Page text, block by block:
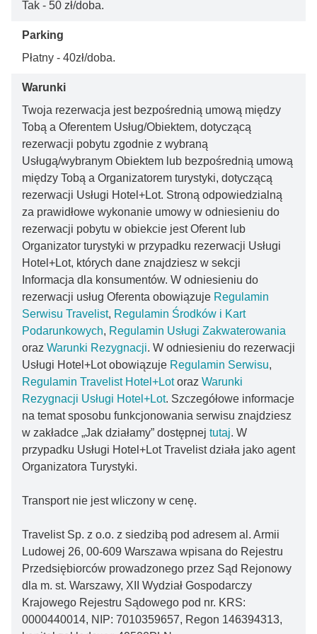
Tak - 50 zł/doba.
Parking
Płatny - 40zł/doba.
Warunki
Twoja rezerwacja jest bezpośrednią umową między
Tobą a Oferentem Usług/Obiektem, dotyczącą
rezerwacji pobytu zgodnie z wybraną
Usługą/wybranym Obiektem lub bezpośrednią umową
między Tobą a Organizatorem turystyki, dotyczącą
rezerwacji Usługi Hotel+Lot. Stroną odpowiedzialną
za prawidłowe wykonanie umowy w odniesieniu do
rezerwacji pobytu w obiekcie jest Oferent lub
Organizator turystyki w przypadku rezerwacji Usługi
Hotel+Lot, których dane znajdziesz w sekcji
Informacja dla konsumentów. W odniesieniu do
rezerwacji usług Oferenta obowiązuje Regulamin
Serwisu Travelist, Regulamin Środków i Kart
Podarunkowych, Regulamin Usługi Zakwaterowania
oraz Warunki Rezygnacji. W odniesieniu do rezerwacji
Usługi Hotel+Lot obowiązuje Regulamin Serwisu,
Regulamin Travelist Hotel+Lotoraz Warunki
Rezygnacji Usługi Hotel+Lot. Szczegółowe informacje
na temat sposobu funkcjonowania serwisu znajdziesz
w zakładce „Jak działamy” dostępnej tutaj. W
przypadku Usługi Hotel+Lot Travelist działa jako agent
Organizatora Turystyki.
Transport nie jest wliczony w cenę.
Travelist Sp. z o.o. z siedzibą pod adresem al. Armii
Ludowej 26, 00-609 Warszawa wpisana do Rejestru
Przedsiębiorców prowadzonego przez Sąd Rejonowy
dla m. st. Warszawy, XII Wydział Gospodarczy
Krajowego Rejestru Sądowego pod nr. KRS:
0000440014, NIP: 7010359657, Regon 146394313,